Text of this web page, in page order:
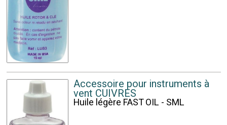
Accessoire pour instruments à
vent CUIVRES
Huile légère FAST OIL - SML